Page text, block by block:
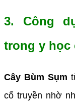
3. Công
trong y học
Cây Bùm Sụm
cổ truyền nhờ